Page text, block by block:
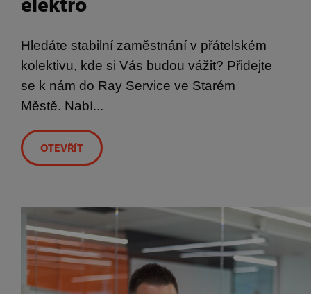
Hledáte stabilní zaměstnání v přátelském
kolektivu, kde si Vás budou vážit? Přidejte
se k nám do Ray Service ve Starém
Městě. Nabí...
OTEVŘÍT